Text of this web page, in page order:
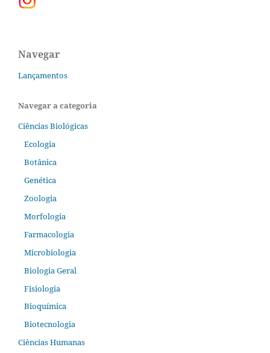
Navegar
Lançamentos
Navegar a categoria
Ciências Biológicas
Ecologia
Botânica
Genética
Zoologia
Morfologia
Farmacologia
Microbiologia
Biologia Geral
Fisiologia
Bioquímica
Biotecnologia
Ciências Humanas